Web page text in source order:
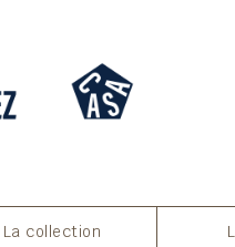
La collection